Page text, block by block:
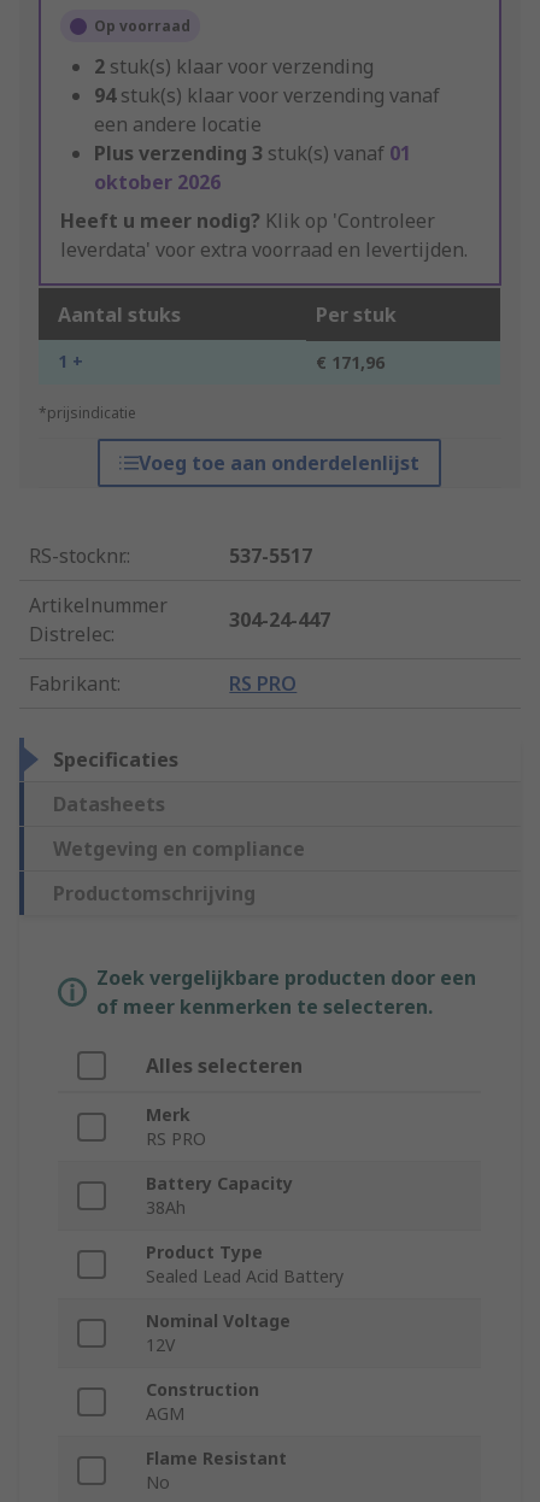
Op voorraad
2 stuk(s) klaar voor verzending
94stuk(s) klaar voor verzending vanaf
een andere locatie
Plus verzending 3 stuk(s) vanaf 01
oktober 2026
Heeft u meer nodig? Klik op 'Controleer
leverdata' voor extra voorraad en levertijden.
Aantal stuks Per stuk
1 + € 171,96
*prijsindicatie
Voeg toe aan onderdelenlijst
RS-stocknr.:
537-5517
Artikelnummer
Distrelec:
304-24-447
Fabrikant: RS PRO
Specificaties
Datasheets
Wetgeving en compliance
Productomschrijving
Zoek vergelijkbare producten door een
of meer kenmerken te selecteren.
Alles selecteren
Merk
RS PRO
Battery Capacity
38Ah
Product Type
Sealed Lead Acid Battery
Nominal Voltage
12V
Construction
AGM
Flame Resistant
No